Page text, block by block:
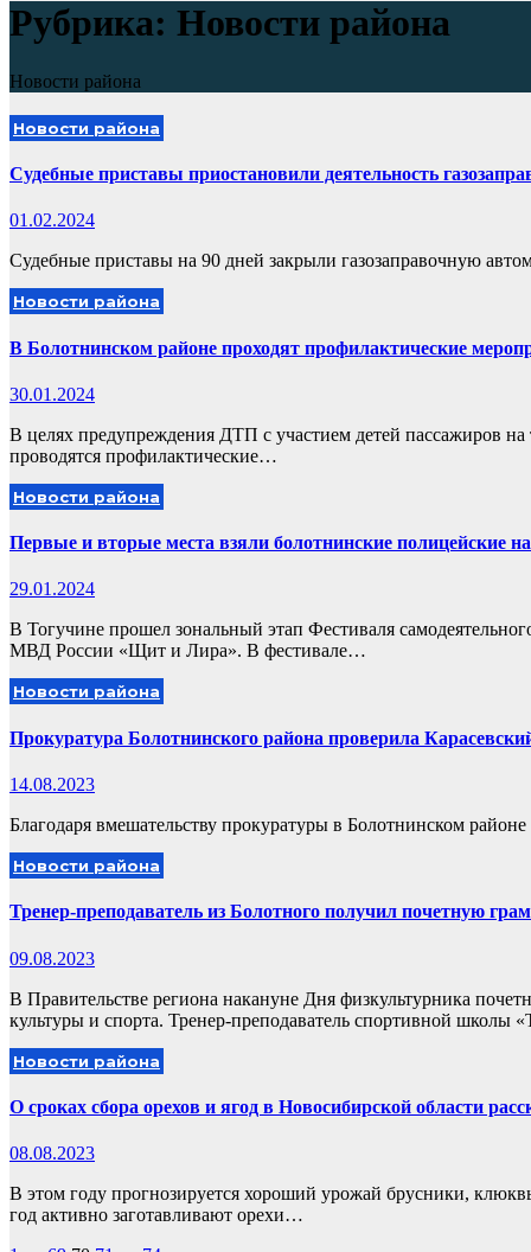
Рубрика: Новости района
Новости района
Новости района
Судебные приставы приостановили деятельность
01.02.2024
Судебные приставы на 90 дней закрыли газозаправочную
Новости района
В Болотнинском районе проходят профилактические
30.01.2024
В целях предупреждения ДТП с участием детей пассажиров
проводятся профилактические…
Новости района
Первые и вторые места взяли болотнинские полицейские
29.01.2024
В Тогучине прошел зональный этап Фестиваля
МВД России «Щит и Лира». В фестивале…
Новости района
Прокуратура Болотнинского района проверила
14.08.2023
Благодаря вмешательству прокуратуры в Болотнинском
Новости района
Тренер-преподаватель из Болотного получил почетную
09.08.2023
В Правительстве региона накануне Дня физкультурника
культуры и спорта. Тренер-преподаватель спортивной школы
Новости района
О сроках сбора орехов и ягод в Новосибирской области
08.08.2023
В этом году прогнозируется хороший урожай брусники,
год активно заготавливают орехи…